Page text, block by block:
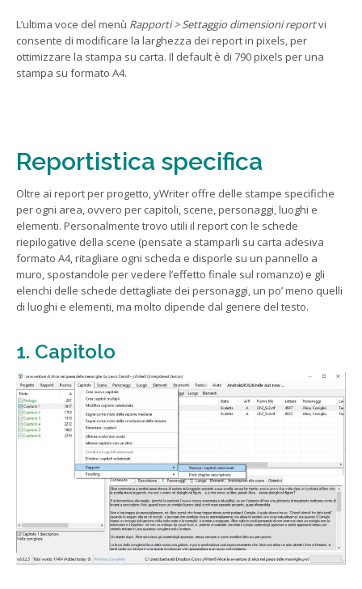
L’ultima voce del menù Rapporti > Settaggio dimensioni reportvi
consente di modificare la larghezza dei report in pixels, per
ottimizzare la stampa su carta. Il default è di 790 pixels per una
stampa su formato A4.
Reportistica specifica
Oltre ai report per progetto, yWriter offre delle stampe specifiche
per ogni area, ovvero per capitoli, scene, personaggi, luoghi e
elementi. Personalmente trovo utili il report con le schede
riepilogative della scene (pensate a stamparli su carta adesiva
formato A4, ritagliare ogni scheda e disporle su un pannello a
muro, spostandole per vedere l’effetto finale sul romanzo) e gli
elenchi delle schede dettagliate dei personaggi, un po’ meno quelli
di luoghi e elementi, ma molto dipende dal genere del testo.
1. Capitolo